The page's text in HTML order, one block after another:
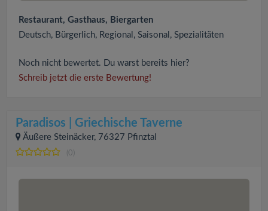
Restaurant, Gasthaus, Biergarten
Deutsch, Bürgerlich, Regional, Saisonal, Spezialitäten
Noch nicht bewertet. Du warst bereits hier?
Schreib jetzt die erste Bewertung!
Paradisos | Griechische Taverne
Äußere Steinäcker, 76327 Pfinztal
(0)